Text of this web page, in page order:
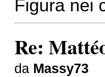
Figura nei
Re:
da Massy73